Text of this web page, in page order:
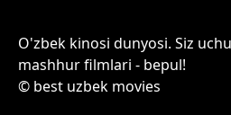
O'zbek kinosi dunyosi. Siz
mashhur filmlari - bepul!
© best uzbek movies